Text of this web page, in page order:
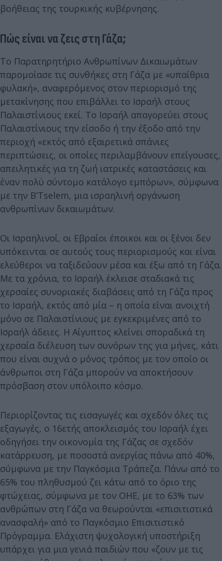
βοήθειας της τουρκικής κυβέρνησης.
Πώς είναι να ζεις στη Γάζα;
Το Παρατηρητήριο Ανθρωπίνων Δικαιωμάτων
παρομοίασε τις συνθήκες στη Γάζα με «υπαίθρια
φυλακή», αναφερόμενος στον περιορισμό της
μετακίνησης που επιβάλλει το Ισραήλ στους
Παλαιστίνιους εκεί. Το Ισραήλ απαγορεύει στους
Παλαιστίνιους την είσοδο ή την έξοδο από την
περιοχή «εκτός από εξαιρετικά σπάνιες
περιπτώσεις, οι οποίες περιλαμβάνουν επείγουσες,
απειλητικές για τη ζωή ιατρικές καταστάσεις και
έναν πολύ σύντομο κατάλογο εμπόρων», σύμφωνα
με την B’Tselem, μια ισραηλινή οργάνωση
ανθρωπίνων δικαιωμάτων.
Οι Ισραηλινοί, οι Εβραίοι έποικοι και οι ξένοι δεν
υπόκεινται σε αυτούς τους περιορισμούς και είναι
ελεύθεροι να ταξιδεύουν μέσα και έξω από τη Γάζα.
Με τα χρόνια, το Ισραήλ έκλεισε σταδιακά τις
χερσαίες συνοριακές διαβάσεις από τη Γάζα προς
το Ισραήλ, εκτός από μία – η οποία είναι ανοιχτή
μόνο σε Παλαιστίνιους με εγκεκριμένες από το
Ισραήλ άδειες. Η Αίγυπτος κλείνει σποραδικά τη
χερσαία διέλευση των συνόρων της για μήνες, κάτι
που είναι συχνά ο μόνος τρόπος με τον οποίο οι
άνθρωποι στη Γάζα μπορούν να αποκτήσουν
πρόσβαση στον υπόλοιπο κόσμο.
Περιορίζοντας τις εισαγωγές και σχεδόν όλες τις
εξαγωγές, ο 16ετής αποκλεισμός του Ισραήλ έχει
οδηγήσει την οικονομία της Γάζας σε σχεδόν
κατάρρευση, με ποσοστά ανεργίας πάνω από 40%,
σύμφωνα με την Παγκόσμια Τράπεζα. Πάνω από το
65% του πληθυσμού ζει κάτω από το όριο της
φτώχειας, σύμφωνα με τον ΟΗΕ, με το 63% των
ανθρώπων στη Γάζα να θεωρούνται «επισιτιστικά
ανασφαλή» από το Παγκόσμιο Επισιτιστικό
Πρόγραμμα. Ελάχιστη ψυχολογική υποστήριξη
υπάρχει για μια γενιά παιδιών που «ζουν με τις